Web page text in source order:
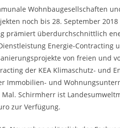
Wohnbaugesellschaften
noch bis 28. September
prämiert überdurchschnittlich
Energie-Contracting
von freien und
der KEA Klimaschutz- und
Immobilien- und
Schirmherr ist
zur Verfügung.